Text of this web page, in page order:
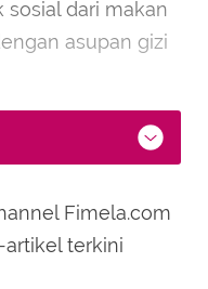
dari makan
asupan gizi
Fimela.com
terkini